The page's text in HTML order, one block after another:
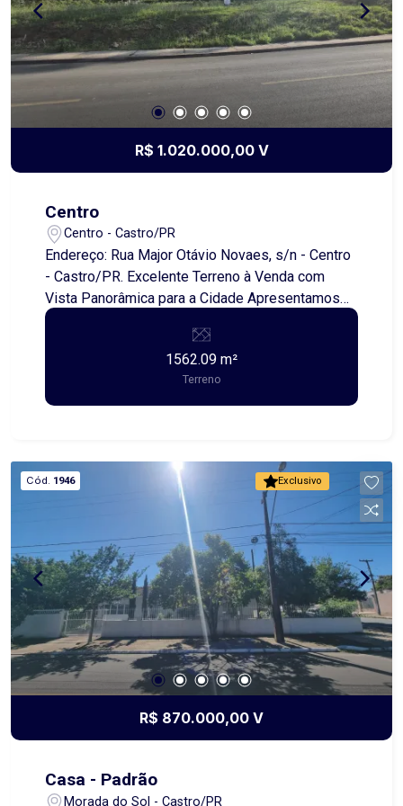
realizar o sonho da casa própria com condições
facilitadas!
R$ 1.020.000,00 V
Centro
Centro - Castro/PR
Endereço: Rua Major Otávio Novaes, s/n - Centro
- Castro/PR. Excelente Terreno à Venda com
Vista Panorâmica para a Cidade Apresentamos
um terreno excepcional com 1.562,09 m²,
oferecendo 41,00 metros de frente, ideal para
quem busca investir ou construir em uma
localização estratégica. O imóvel destaca-se por
sua ampla área, que permite diversos projetos
proporcionando um cenário único e inspirador.
Uma oportunidade rara de adquirir um terreno
espaçoso, bem posicionado e com grande
potencial de valorização.
1562.09 m²
Terreno
Exclusivo
Cód. 1946
R$ 870.000,00 V
Casa - Padrão
Morada do Sol - Castro/PR